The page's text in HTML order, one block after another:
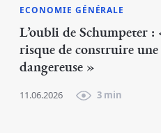
ECONOMIE GÉNÉRALE
L’oubli de Schumpeter
risque de construire
dangereuse »
11.06.2026 3 min